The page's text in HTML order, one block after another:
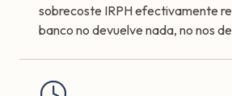
sobrecoste IRPH efectivamente
banco no devuelve nada, no nos